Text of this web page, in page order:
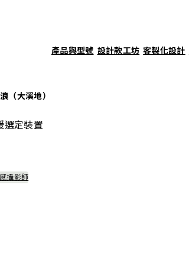
產品與型號 設計款工坊 客製化設計
（大溪地）
選定裝置
攝影師